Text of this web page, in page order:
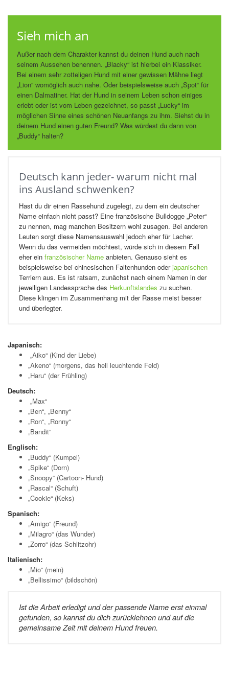
Sieh mich an
Außer nach dem Charakter kannst du deinen Hund auch nach
seinem Aussehen benennen. „Blacky“ ist hierbei ein Klassiker.
Bei einem sehr zotteligen Hund mit einer gewissen Mähne liegt
„Lion“ womöglich auch nahe. Oder beispielsweise auch „Spot“ für
einen Dalmatiner. Hat der Hund in seinem Leben schon einiges
erlebt oder ist vom Leben gezeichnet, so passt „Lucky“ im
möglichen Sinne eines schönen Neuanfangs zu ihm. Siehst du in
deinem Hund einen guten Freund? Was würdest du dann von
„Buddy“ halten?
Deutsch kann jeder- warum nicht mal
ins Ausland schwenken?
Hast du dir einen Rassehund zugelegt, zu dem ein deutscher
Name einfach nicht passt? Eine französische Bulldogge „Peter“
zu nennen, mag manchen Besitzern wohl zusagen. Bei anderen
Leuten sorgt diese Namensauswahl jedoch eher für Lacher.
Wenn du das vermeiden möchtest, würde sich in diesem Fall
eher ein französischer Name anbieten. Genauso sieht es
beispielsweise bei chinesischen Faltenhunden oderjapanischen
Terriern aus. Es ist ratsam, zunächst nach einem Namen in der
jeweiligen Landessprache des Herkunftslandes zu suchen.
Diese klingen im Zusammenhang mit der Rasse meist besser
und überlegter.
Japanisch:
„Aiko“ (Kind der Liebe)
„Akeno“ (morgens, das hell leuchtende Feld)
„Haru“ (der Frühling)
Deutsch:
„Max“
„Ben“, „Benny“
„Ron“, „Ronny“
„Bandit“
Englisch:
„Buddy“ (Kumpel)
„Spike“ (Dorn)
„Snoopy“ (Cartoon- Hund)
„Rascal“ (Schuft)
„Cookie“ (Keks)
Spanisch:
„Amigo“ (Freund)
„Milagro“ (das Wunder)
„Zorro“ (das Schlitzohr)
Italienisch:
„Mio“ (mein)
„Bellissimo“ (bildschön)
Ist die Arbeit erledigt und der passende Name erst einmal
gefunden, so kannst du dich zurücklehnen und auf die
gemeinsame Zeit mit deinem Hund freuen.